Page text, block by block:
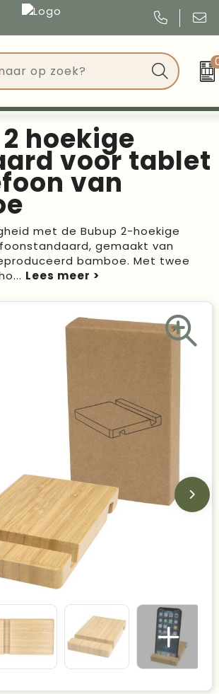
WK
hoekige
voor tablet
van
met de Bubup 2-hoekige
gemaakt van
bamboe. Met twee
...